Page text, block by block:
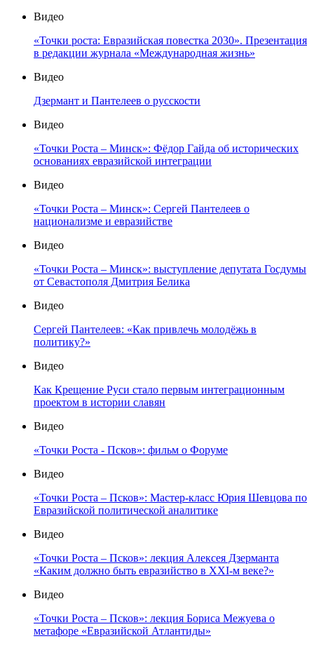
Видео
«Точки роста: Евразийская повестка 2030». Презентация
в редакции журнала «Международная жизнь»
Видео
Дзермант и Пантелеев о русскости
Видео
«Точки Роста – Минск»: Фёдор Гайда об исторических
основаниях евразийской интеграции
Видео
«Точки Роста – Минск»: Сергей Пантелеев о
национализме и евразийстве
Видео
«Точки Роста – Минск»: выступление депутата Госдумы
от Севастополя Дмитрия Белика
Видео
Сергей Пантелеев: «Как привлечь молодёжь в
политику?»
Видео
Как Крещение Руси стало первым интеграционным
проектом в истории славян
Видео
«Точки Роста - Псков»: фильм о Форуме
Видео
«Точки Роста – Псков»: Мастер-класс Юрия Шевцова по
Евразийской политической аналитике
Видео
«Точки Роста – Псков»: лекция Алексея Дзерманта
«Каким должно быть евразийство в XXI-м веке?»
Видео
«Точки Роста – Псков»: лекция Бориса Межуева о
метафоре «Евразийской Атлантиды»